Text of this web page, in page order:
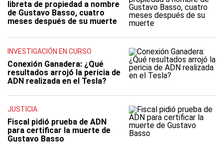
libreta de propiedad a nombre
de Gustavo Basso, cuatro
meses después de su muerte
INVESTIGACIÓN EN CURSO
Conexión Ganadera: ¿Qué
resultados arrojó la pericia de
ADN realizada en el Tesla?
JUSTICIA
Fiscal pidió prueba de ADN
para certificar la muerte de
Gustavo Basso